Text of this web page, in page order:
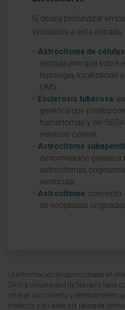
Si desea profundizar en
vinculados a esta entrada,
Astrocitoma de
entrada principal sobre
histología, localización
OMS.
Esclerosis tuberosa:
genética que
hamartomas y del
nervioso central.
Astrocitoma
denominación genérica
astrocitomas
ventricular.
Astrocitoma: concepto
de neoplasias
La información proporcionada en
Clínica Universidad de Navarra tiene
ofrecer un contexto y entendimiento
médicos y no debe ser utilizada